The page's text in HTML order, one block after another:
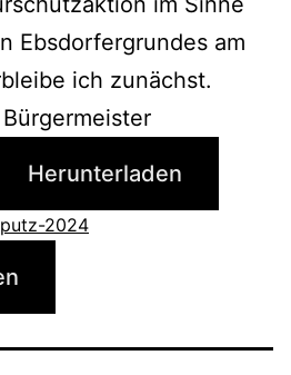
Ebsdorfergrundes am
ich zunächst.
Herunterladen
2024